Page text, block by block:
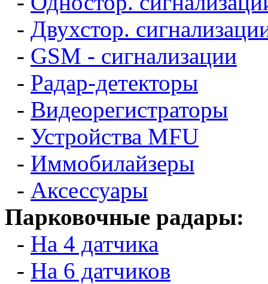
- Двухстор.
- GSM - сигнализации
- Радар-детекторы
- Видеорегистраторы
- Устройства MFU
- Иммобилайзеры
- Аксессуары
Парковочные радары:
- На 4 датчика
- На 6 датчиков